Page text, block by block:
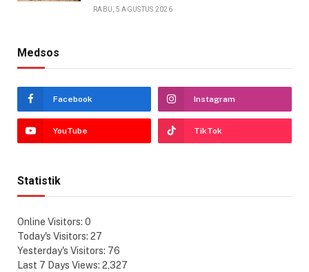
RABU, 5 AGUSTUS 2026
Medsos
Facebook Instagram
YouTube TikTok
Statistik
Online Visitors: 0
Today's Visitors: 27
Yesterday's Visitors: 76
Last 7 Days Views: 2,327